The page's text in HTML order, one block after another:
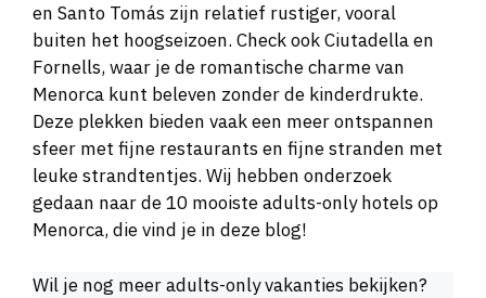
en Santo Tomás zijn relatief rustiger, vooral
buiten het hoogseizoen. Check ook Ciutadella en
Fornells, waar je de romantische charme van
Menorca kunt beleven zonder de kinderdrukte.
Deze plekken bieden vaak een meer ontspannen
sfeer met fijne restaurants en fijne stranden met
leuke strandtentjes. Wij hebben onderzoek
gedaan naar de 10 mooiste adults-only hotels op
Menorca, die vind je in deze blog!
Wil je nog meer adults-only vakanties bekijken?